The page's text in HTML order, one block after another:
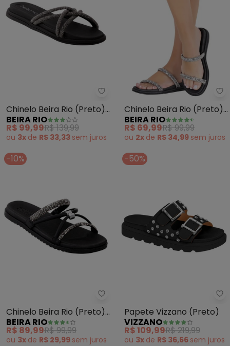
Beira Rio - Chinelo Beira Rio
Chinelo Beira Rio (Preto)
em Sintético
BEIRA RIO
R$ 99,99R$ 139,99
ou 3x de R$ 33,33 sem juros
Chinelo Beira Rio (Preto)
em Sintético
BEIRA RIO
R$ 69,99R$ 99,99
ou 2x de R$ 34,99 sem juros
-10%
Beira Rio - Chinelo Beira Rio
Chinelo Beira Rio (Preto)
em Sintético
BEIRA RIO
R$ 89,99R$ 99,99
ou 3x de R$ 29,99 sem juros
-50%
Papete Vizzano (Preto)
VIZZANO
R$ 109,99R$ 219,99
ou 3x de R$ 36,66 sem juros